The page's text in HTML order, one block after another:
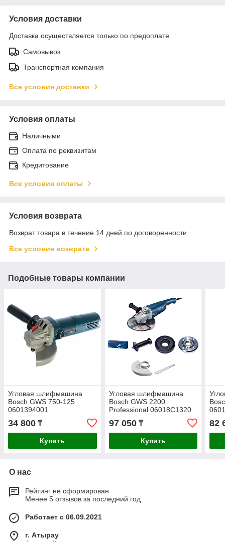
Условия доставки
Доставка осуществляется только по предоплате.
Самовывоз
Транспортная компания
Все условия доставки
Условия оплаты
Наличными
Оплата по реквизитам
Кредитование
Все условия оплаты
Условия возврата
Возврат товара в течение 14 дней по договоренности
Все условия возврата
Подобные товары компании
Угловая шлифмашина
Bosch GWS 750-125
0601394001
34 800 ₸
Купить
Угловая шлифмашина
Bosch GWS 2200
Professional 06018C1320
97 050₸
Купить
82
О нас
Рейтинг не сформирован
Менее 5 отзывов за последний год
Работает с 06.09.2021
г. Атырау